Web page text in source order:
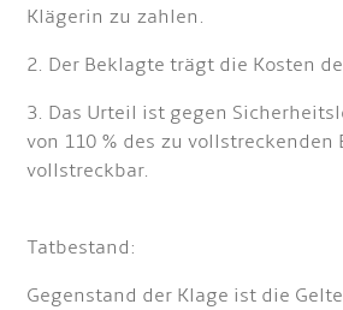
Klägerin zu zahlen.
2. Der Beklagte trägt die Kosten
3. Das Urteil ist gegen
von 110 % des zu vollstreckenden
vollstreckbar.
Tatbestand:
Gegenstand der Klage ist die